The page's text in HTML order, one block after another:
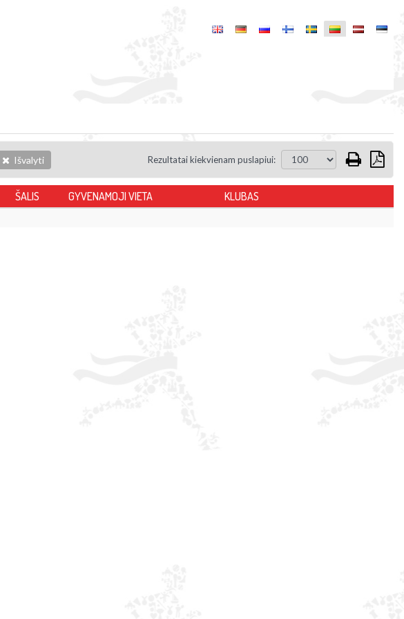
Išvalyti Rezultatai kiekvienam puslapiui:
ŠALIS GYVENAMOJI VIETA KLUBAS